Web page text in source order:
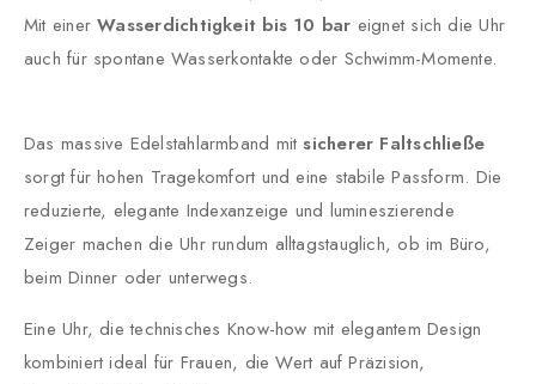
Mit einerWasserdichtigkeit bis 10 bar eignet sich die Uhr
auch für spontane Wasserkontakte oder Schwimm-Momente.
Das massive Edelstahlarmband mitsicherer Faltschließe
sorgt für hohen Tragekomfort und eine stabile Passform. Die
reduzierte, elegante Indexanzeige und lumineszierende
Zeiger machen die Uhr rundum alltagstauglich, ob im Büro,
beim Dinner oder unterwegs.
Eine Uhr, die technisches Know-how mit elegantem Design
kombiniert ideal für Frauen, die Wert auf Präzision,